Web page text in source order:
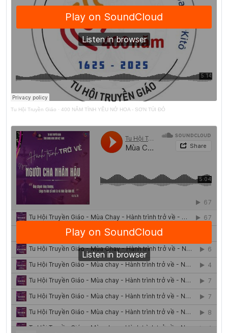
Tu Hội Truyền Giáo · 400 NĂM TÌNH YÊU NỞ HOA - SƠN TÚI ĐỎ